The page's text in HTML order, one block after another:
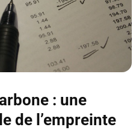
: une
de l’empreinte